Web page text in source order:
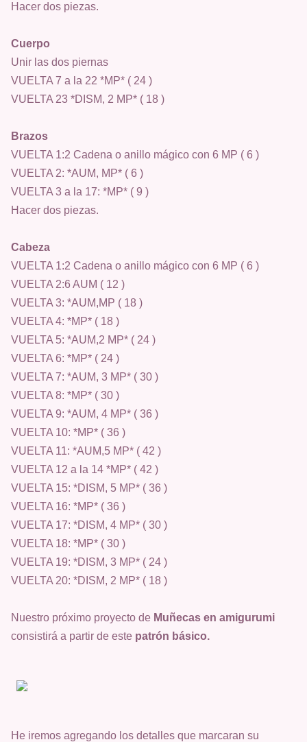
Hacer dos piezas.
Cuerpo
Unir las dos piernas
VUELTA 7 a la 22 *MP* ( 24 )
VUELTA 23 *DISM, 2 MP* ( 18 )
Brazos
VUELTA 1:2 Cadena o anillo mágico con 6 MP ( 6 )
VUELTA 2: *AUM, MP* ( 6 )
VUELTA 3 a la 17: *MP* ( 9 )
Hacer dos piezas.
Cabeza
VUELTA 1:2 Cadena o anillo mágico con 6 MP ( 6 )
VUELTA 2:6 AUM ( 12 )
VUELTA 3: *AUM,MP ( 18 )
VUELTA 4: *MP* ( 18 )
VUELTA 5: *AUM,2 MP* ( 24 )
VUELTA 6: *MP* ( 24 )
VUELTA 7: *AUM, 3 MP* ( 30 )
VUELTA 8: *MP* ( 30 )
VUELTA 9: *AUM, 4 MP* ( 36 )
VUELTA 10: *MP* ( 36 )
VUELTA 11: *AUM,5 MP* ( 42 )
VUELTA 12 a la 14 *MP* ( 42 )
VUELTA 15: *DISM, 5 MP* ( 36 )
VUELTA 16: *MP* ( 36 )
VUELTA 17: *DISM, 4 MP* ( 30 )
VUELTA 18: *MP* ( 30 )
VUELTA 19: *DISM, 3 MP* ( 24 )
VUELTA 20: *DISM, 2 MP* ( 18 )
Nuestro próximo proyecto de Muñecas en amigurumi
consistirá a partir de este patrón básico.
He iremos agregando los detalles que marcaran su